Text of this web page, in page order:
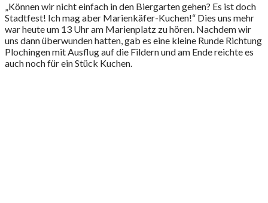
„Können wir nicht einfach in den Biergarten gehen? Es ist doch
Stadtfest! Ich mag aber Marienkäfer-Kuchen!“ Dies uns mehr
war heute um 13 Uhr am Marienplatz zu hören. Nachdem wir
uns dann überwunden hatten, gab es eine kleine Runde Richtung
Plochingen mit Ausflug auf die Fildern und am Ende reichte es
auch noch für ein Stück Kuchen.